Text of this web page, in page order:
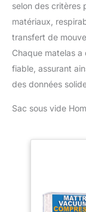
selon des critères
matériaux,
transfert de
Chaque matelas
fiable, assurant
des données
Sac sous vide